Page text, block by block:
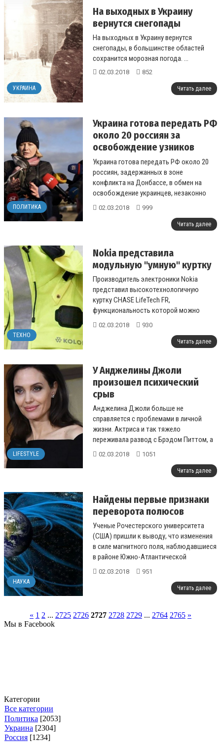
УКРАИНА
На выходных в Украину
вернутся снегопады
На выходных в Украину вернутся
снегопады, в большинстве областей
сохранится морозная погода. ...
02.03.2018 852
Читать далее
ПОЛИТИКА
Украина готова передать РФ
около 20 россиян за
освобождение узников
Кремля
Украина готова передать РФ около 20
россиян, задержанных в зоне
конфликта на Донбассе, в обмен на
освобождение украинцев, незаконно
удерживаемых на территории России....
02.03.2018 999
Читать далее
ТЕХНО
Nokia представила
модульную "умную" куртку
Производитель электроники Nokia
представил высокотехнологичную
куртку CHASE LifeTech FR,
функциональность которой можно
настраивать за счет сменяемых
02.03.2018 930
Читать далее
LIFESTYLE
У Анджелины Джоли
произошел психический
срыв
Анджелина Джоли больше не
справляется с проблемами в личной
жизни. Актриса и так тяжело
переживала развод с Брэдом Питтом, а
теперь еще весь мир обсуждает, что ее
02.03.2018 1051
Читать далее
НАУКА
Найдены первые признаки
переворота полюсов
Ученые Рочестерского университета
(США) пришли к выводу, что изменения
в силе магнитного поля, наблюдавшиеся
в районе Южно-Атлантической
аномалии, могут предвещать скорый
02.03.2018 951
Читать далее
« 1 2 ... 2725 2726 2727 2728 2729 ... 2764 2765 »
Мы в Facebook
Категории
Все категории
Политика [2053]
Украина [2304]
Россия [1234]